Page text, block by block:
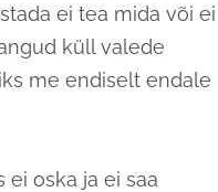
ei tea mida või ei
küll valede
me endiselt endale
oska ja ei saa